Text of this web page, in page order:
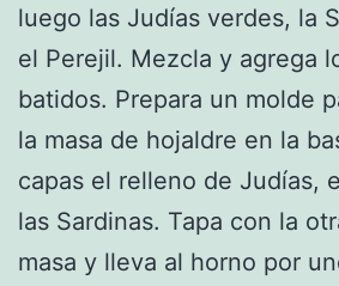
luego las Judías verdes, la
el Perejil. Mezcla y agrega
batidos. Prepara un molde
la masa de hojaldre en la
capas el relleno de Judías,
las Sardinas. Tapa con la
masa y lleva al horno por